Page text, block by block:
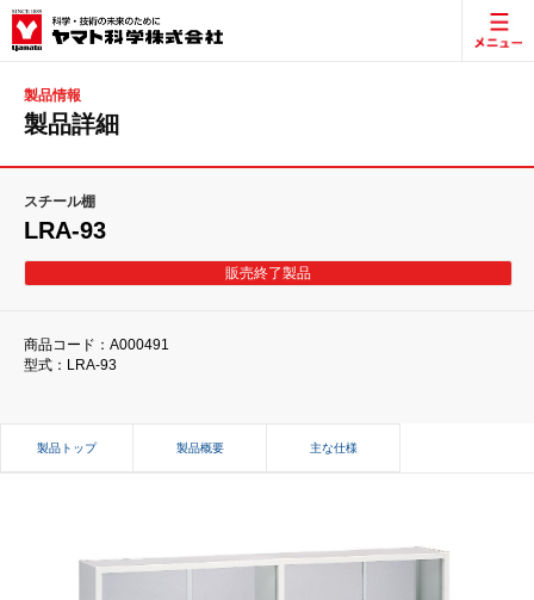
製品情報
製品詳細
スチール棚
LRA-93
販売終了製品
商品コード：A000491
型式：LRA-93
製品トップ 製品概要 主な仕様